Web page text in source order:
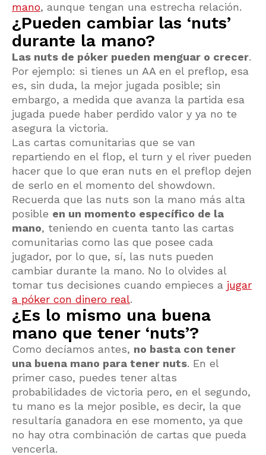
mano, aunque tengan una estrecha relación.
¿Pueden cambiar las ‘nuts’
durante la mano?
Las nuts de póker pueden menguar o crecer.
Por ejemplo: si tienes un AA en el preflop, esa
es, sin duda, la mejor jugada posible; sin
embargo, a medida que avanza la partida esa
jugada puede haber perdido valor y ya no te
asegura la victoria.
Las cartas comunitarias que se van
repartiendo en el flop, el turn y el river pueden
hacer que lo que eran nuts en el preflop dejen
de serlo en el momento del showdown.
Recuerda que las nuts son la mano más alta
posible en un momento específico de la
mano, teniendo en cuenta tanto las cartas
comunitarias como las que posee cada
jugador, por lo que, sí, las nuts pueden
cambiar durante la mano. No lo olvides al
tomar tus decisiones cuando empieces a jugar
a póker con dinero real.
¿Es lo mismo una buena
mano que tener ‘nuts’?
Como decíamos antes, no basta con tener
una buena mano para tener nuts. En el
primer caso, puedes tener altas
probabilidades de victoria pero, en el segundo,
tu mano es la mejor posible, es decir, la que
resultaría ganadora en ese momento, ya que
no hay otra combinación de cartas que pueda
vencerla.